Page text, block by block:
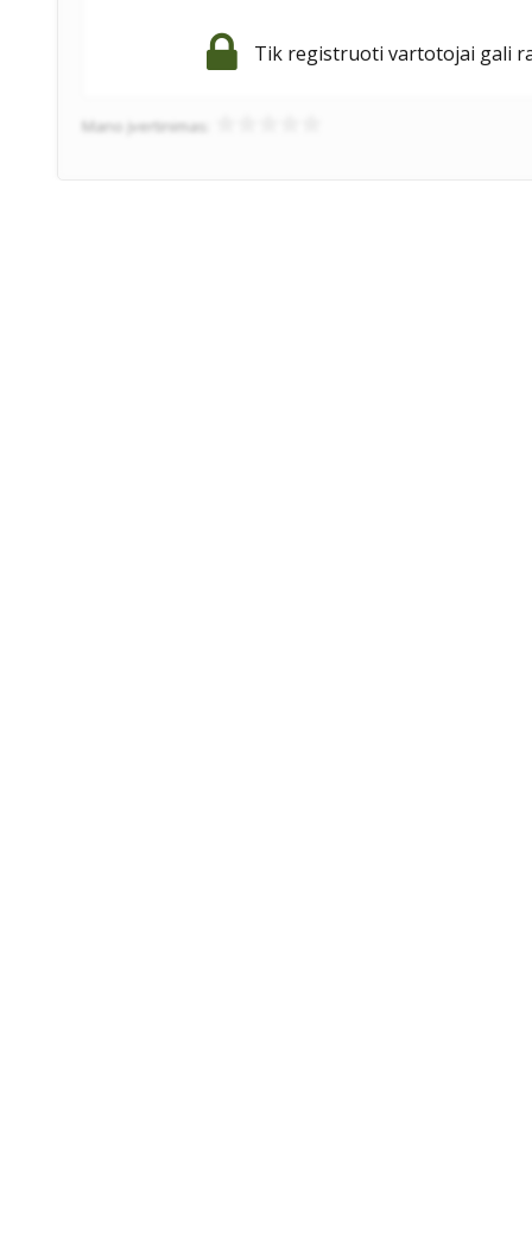
Tik registruoti vartotojai gali
Mano įvertinimas: